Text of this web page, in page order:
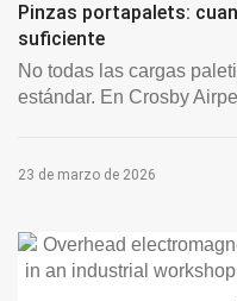
Pinzas portapalets:
suficiente
No todas las cargas
estándar. En Crosby
23 de marzo de 2026